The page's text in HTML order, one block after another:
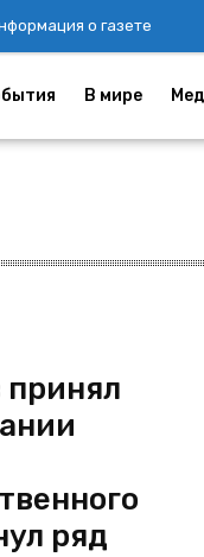
о газете
В мире
принял
ряд